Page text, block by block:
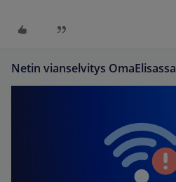
Netin vianselvitys OmaElisassa